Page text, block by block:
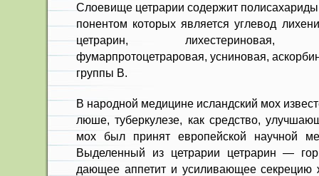
Слоевище цетрарии содержит
понентом которых является углевод
цетрарин, лихестериновая,
фумарпротоцетраровая, усниновая,
груп­пы В.
В народной медицине исландский мох
люше, туберкулезе, как средство,
мох был принят европейской научной
Выделенный из цетрарии цетрарин —
дающее аппетит и усиливающее секрецию